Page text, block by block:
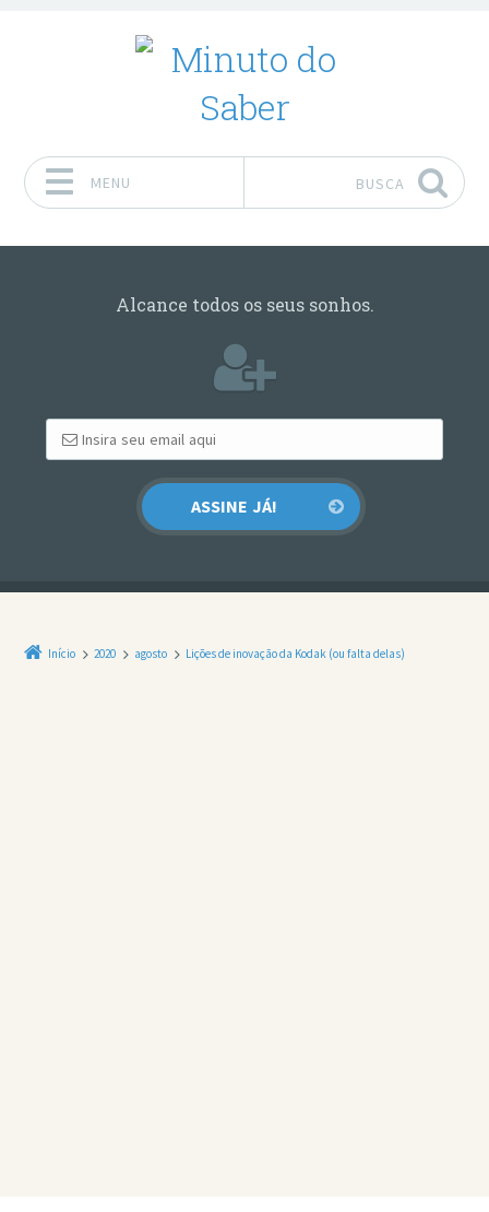
MENU BUSCA
Alcance todos os seus sonhos.
Início 2020 agosto Lições de inovação da Kodak (ou falta delas)